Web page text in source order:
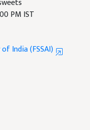
PM IST
India (FSSAI)